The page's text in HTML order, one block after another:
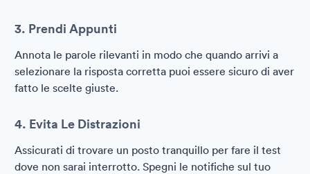
3. Prendi Appunti
Annota le parole rilevanti in modo che quando arrivi a
selezionare la risposta corretta puoi essere sicuro di aver
fatto le scelte giuste.
4. Evita Le Distrazioni
Assicurati di trovare un posto tranquillo per fare il test
dove non sarai interrotto. Spegni le notifiche sul tuo